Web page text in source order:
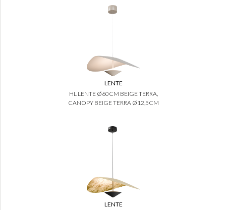
LENTE
HL LENTE Ø60CM BEIGE TERRA,
CANOPY BEIGE TERRA Ø12,5CM
LENTE